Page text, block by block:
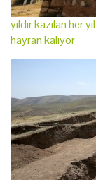
yıldır kazılan her
hayran kalıyor